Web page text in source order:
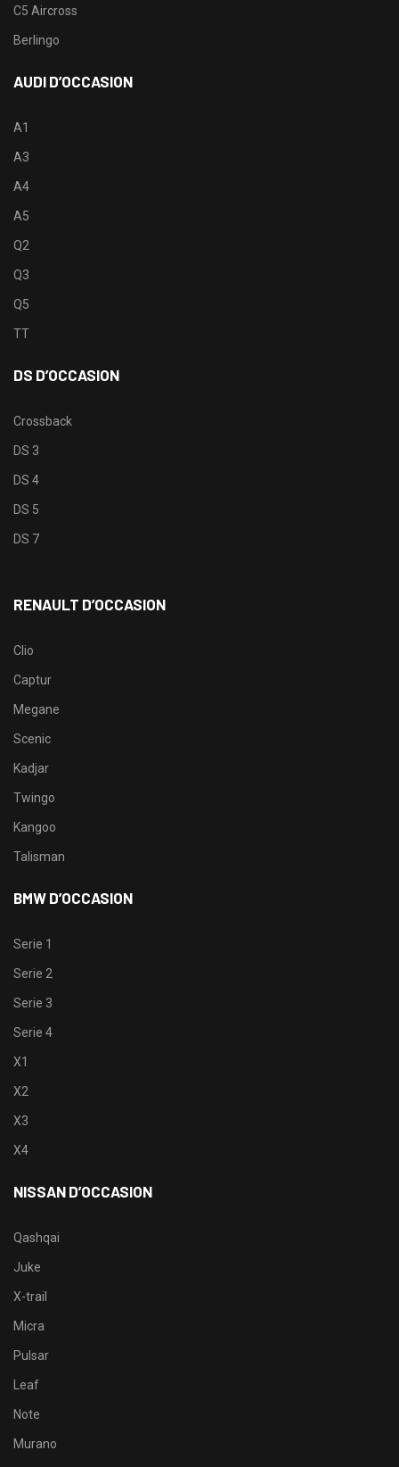
C5 Aircross
Berlingo
AUDI D’OCCASION
A1
A3
A4
A5
Q2
Q3
Q5
TT
DS D’OCCASION
Crossback
DS 3
DS 4
DS 5
DS 7
RENAULT D’OCCASION
Clio
Captur
Megane
Scenic
Kadjar
Twingo
Kangoo
Talisman
BMW D’OCCASION
Serie 1
Serie 2
Serie 3
Serie 4
X1
X2
X3
X4
NISSAN D’OCCASION
Qashqai
Juke
X-trail
Micra
Pulsar
Leaf
Note
Murano